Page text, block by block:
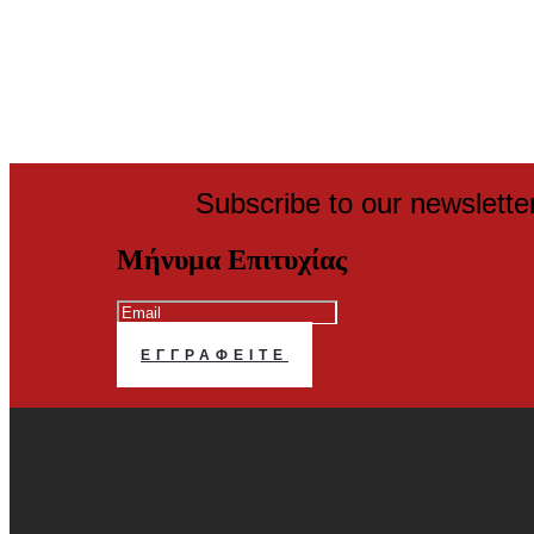
Subscribe to our
Μήνυμα Επιτυχίας
ΕΓΓΡΑΦΕΊΤΕ